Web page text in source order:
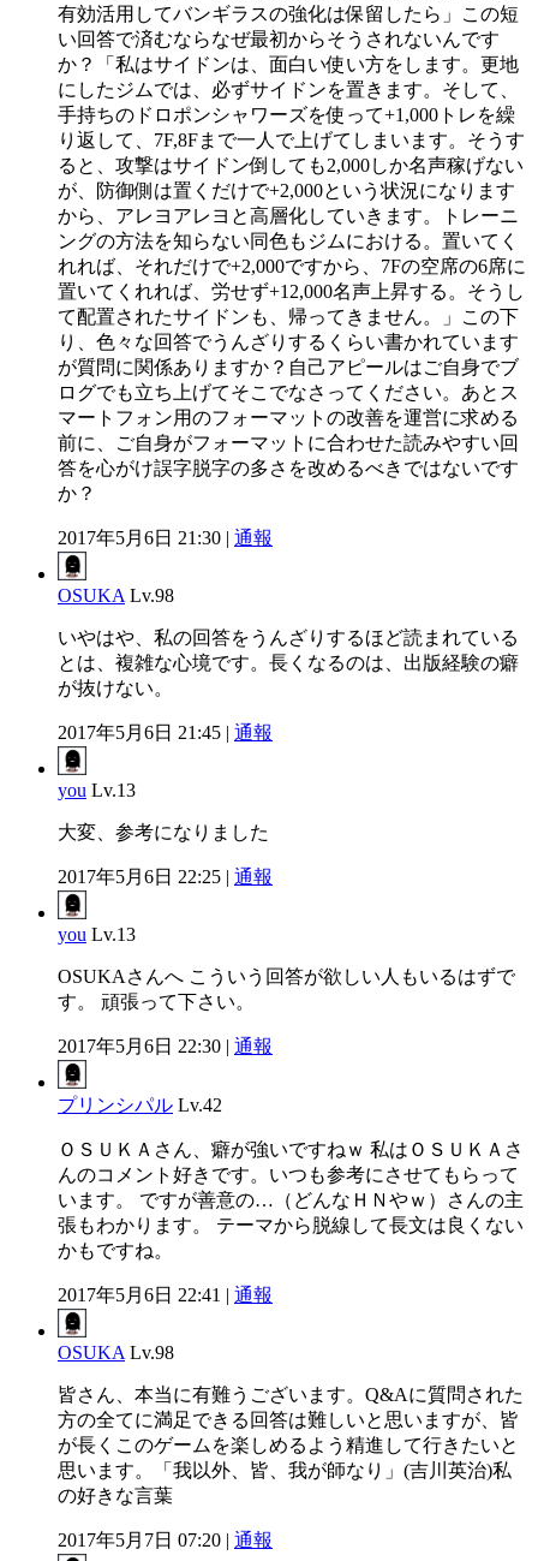
有効活用してバンギラスの強化は保留したら」この短
い回答で済むならなぜ最初からそうされないんです
か？「私はサイドンは、面白い使い方をします。更地
にしたジムでは、必ずサイドンを置きます。そして、
手持ちのドロポンシャワーズを使って+1,000トレを繰
り返して、7F,8Fまで一人で上げてしまいます。そうす
ると、攻撃はサイドン倒しても2,000しか名声稼げない
が、防御側は置くだけで+2,000という状況になります
から、アレヨアレヨと高層化していきます。トレーニ
ングの方法を知らない同色もジムにおける。置いてく
れれば、それだけで+2,000ですから、7Fの空席の6席に
置いてくれれば、労せず+12,000名声上昇する。そうし
て配置されたサイドンも、帰ってきません。」この下
り、色々な回答でうんざりするくらい書かれています
が質問に関係ありますか？自己アピールはご自身でブ
ログでも立ち上げてそこでなさってください。あとス
マートフォン用のフォーマットの改善を運営に求める
前に、ご自身がフォーマットに合わせた読みやすい回
答を心がけ誤字脱字の多さを改めるべきではないです
か？
2017年5月6日 21:30 | 通報
OSUKA Lv.98
いやはや、私の回答をうんざりするほど読まれている
とは、複雑な心境です。長くなるのは、出版経験の癖
が抜けない。
2017年5月6日 21:45 | 通報
you Lv.13
大変、参考になりました
2017年5月6日 22:25 | 通報
you Lv.13
OSUKAさんへ こういう回答が欲しい人もいるはずで
す。 頑張って下さい。
2017年5月6日 22:30 | 通報
プリンシパル Lv.42
ＯＳＵＫＡさん、癖が強いですねｗ 私はＯＳＵＫＡさ
んのコメント好きです。いつも参考にさせてもらって
います。 ですが善意の…（どんなＨＮやｗ）さんの主
張もわかります。 テーマから脱線して長文は良くない
かもですね。
2017年5月6日 22:41 | 通報
OSUKA Lv.98
皆さん、本当に有難うございます。Q&Aに質問された
方の全てに満足できる回答は難しいと思いますが、皆
が長くこのゲームを楽しめるよう精進して行きたいと
思います。「我以外、皆、我が師なり」(吉川英治)私
の好きな言葉
2017年5月7日 07:20 | 通報